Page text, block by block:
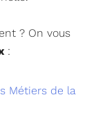
? On vous
:
Métiers de la